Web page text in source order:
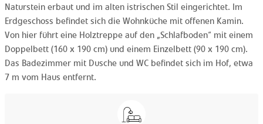
Naturstein erbaut und im alten istrischen Stil eingerichtet. Im
Erdgeschoss befindet sich die Wohnküche mit offenen Kamin.
Von hier führt eine Holztreppe auf den „Schlafboden“ mit einem
Doppelbett (160 x 190 cm) und einem Einzelbett (90 x 190 cm).
Das Badezimmer mit Dusche und WC befindet sich im Hof, etwa
7 m vom Haus entfernt.